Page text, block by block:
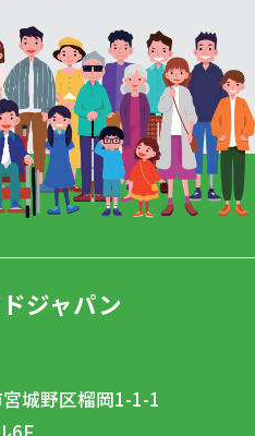
ジャパン
城野区榴岡1-1-1